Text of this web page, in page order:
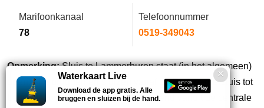
Marifoonkanaal
78
Telefoonnummer
0519-349043
Opmerking:Sluis te Lammerburen staat (in het algemeen)
open. Alle bruggen en sluizen vanaf de Dorkwerdersluis tot
Lauwersoog worden op afstand bediend vanuit de centrale
Waterkaart Live
Download de app gratis. Alle
bruggen en sluizen bij de hand.